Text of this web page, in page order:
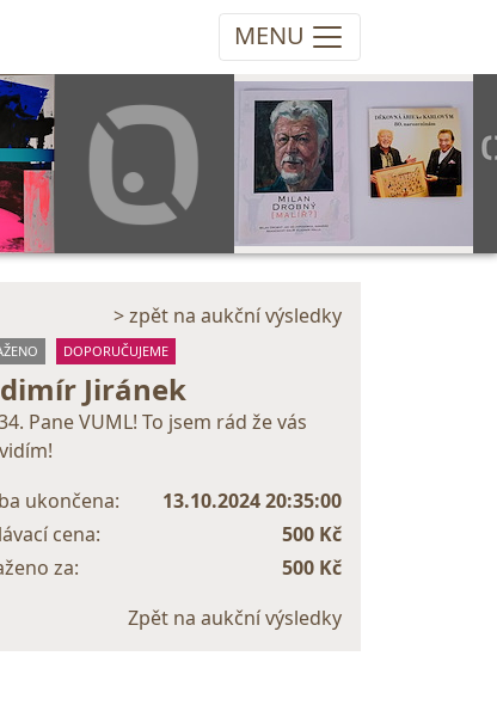
MENU
> zpět na aukční výsledky
DOPORUČUJEME
Jiránek
Pane VUML! To jsem rád že vás
ukončena:
13.10.2024 20:35:00
cena:
500 Kč
za:
500 Kč
Zpět na aukční výsledky